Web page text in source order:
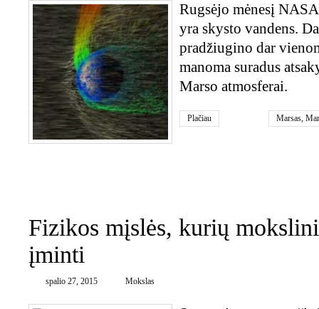
Rugsėjo mėnesį
yra skysto vandens.
pradžiugino dar
manoma suradus
Marso atmosferai.
Plačiau Marsas,
Fizikos mįslės, kurių
įminti
spalio 27, 2015 Mokslas